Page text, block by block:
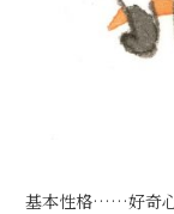
基本性格……好奇心